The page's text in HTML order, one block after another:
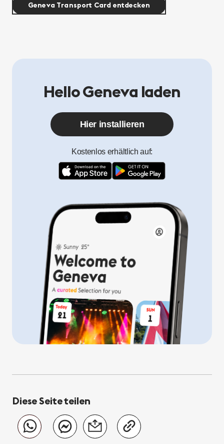
Geneva Transport Card entdecken
Hello Geneva laden
Hier installieren
Kostenlos erhältlich auf:
Diese Seite teilen